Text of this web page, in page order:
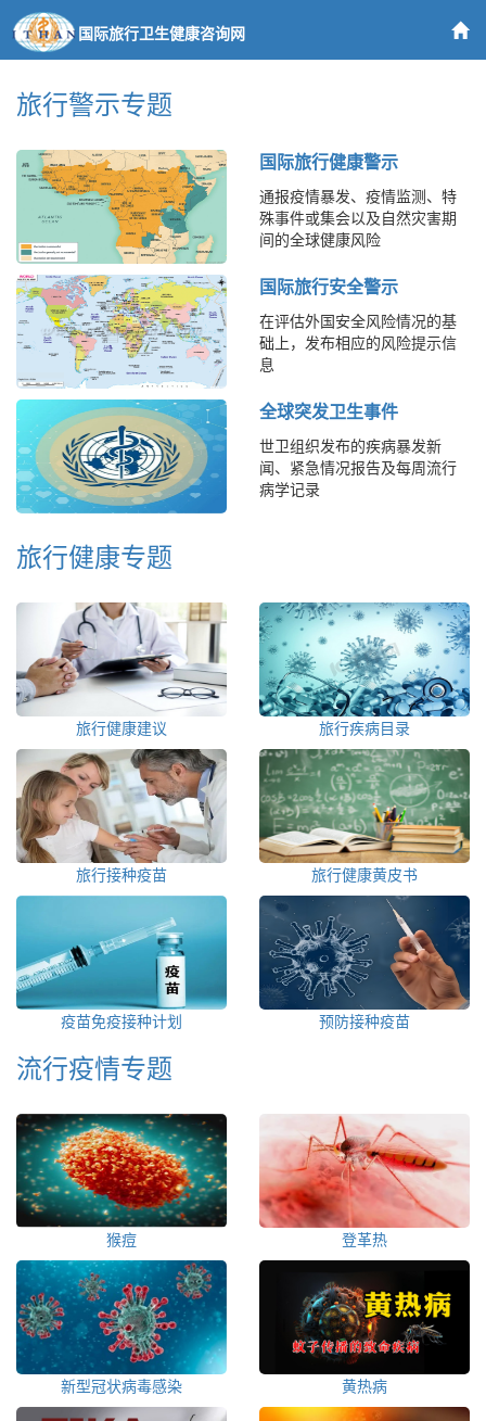
国际旅行卫生健康咨询网
旅行警示专题
国际旅行健康警示
通报疫情暴发、疫情监测、特
殊事件或集会以及自然灾害期
间的全球健康风险
国际旅行安全警示
在评估外国安全风险情况的基
础上，发布相应的风险提示信
息
全球突发卫生事件
世卫组织发布的疾病暴发新
闻、紧急情况报告及每周流行
病学记录
旅行健康专题
旅行健康建议 旅行疾病目录
旅行接种疫苗 旅行健康黄皮书
疫苗免疫接种计划 预防接种疫苗
流行疫情专题
猴痘 登革热
新型冠状病毒感染 黄热病